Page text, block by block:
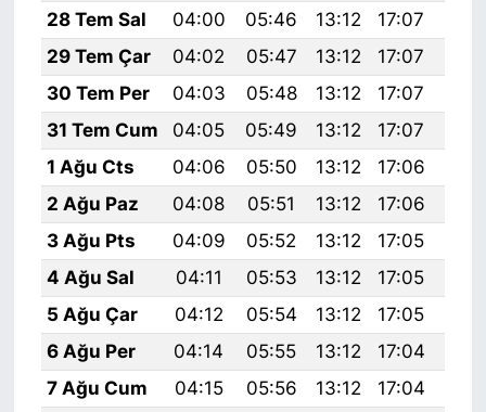
28 Tem Sal
04:00 05:46 13:12 17:07
29 Tem Çar
04:02 05:47 13:12 17:07
30 Tem Per
04:03 05:48 13:12 17:07
31 Tem Cum
04:05 05:49 13:12 17:07
1 Ağu Cts
04:06 05:50 13:12 17:06
2 Ağu Paz
04:08 05:51 13:12 17:06
3 Ağu Pts
04:09 05:52 13:12 17:05
4 Ağu Sal
04:11 05:53 13:12 17:05
5 Ağu Çar
04:12 05:54 13:12 17:05
6 Ağu Per
04:14 05:55 13:12 17:04
7 Ağu Cum
04:15 05:56 13:12 17:04